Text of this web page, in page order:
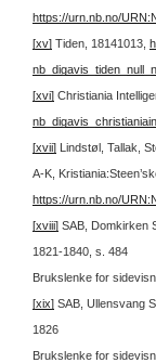
https://urn.nb.no/
[xv] Tiden, 18141013,
[xvi] Christiania
[xvii] Lindstøl, Tallak,
A-K,
https://urn.nb.no/
[xviii] SAB, Domkirken
1821-1840, s. 484
Brukslenke for
[xix] SAB, Ullensvang
1826
Brukslenke for